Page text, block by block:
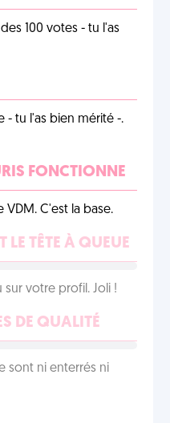
100 votes - tu l'as
- tu l'as bien mérité -.
FONCTIONNE
VDM. C'est la base.
LE TÊTE À QUEUE
votre profil. Joli !
DE QUALITÉ
sont ni enterrés ni